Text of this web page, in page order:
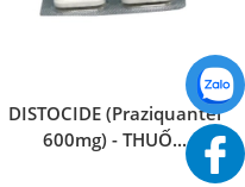
DISTOCIDE (Praziquantel
600mg) - THUỐ...